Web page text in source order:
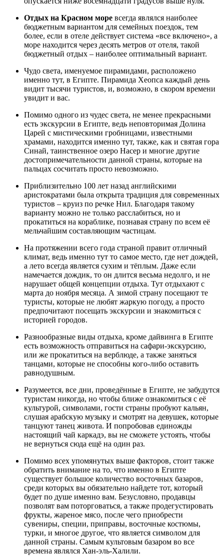
Отдых на Красном море всегда являлся наиболее
бюджетным вариантом для семейных поездок, тем
более, если в отеле действует система «все включено», а
море находится через десять метров от отеля, такой
бюджетный отдых – наиболее оптимальный вариант.
Чудо света, именуемое пирамидами, расположено
именно тут, в Египте. Пирамида Хеопса каждый день
видит тысячи туристов, и, возможно, в скором времени
увидит и вас.
Помимо одного из чудес света, не менее прекрасными
есть экскурсии в Египте, ведь неповторимая Долина
Царей с мистическими гробницами, известными
храмами, находится именно тут, также, как и святая гора
Синай, таинственное озеро Насер и многие другие
достопримечательности данной страны, которые на
пальцах сосчитать просто невозможно.
Приблизительно 100 лет назад английскими
аристократами была открыта традиция для современных
туристов – круиз по речке Нил. Благодаря такому
варианту можно не только расслабиться, но и
прокатиться на кораблике, познавая страну по всем её
мельчайшим составляющим частицам.
На протяжении всего года страной правит отличный
климат, ведь именно тут то самое место, где нет дождей,
а лето всегда является сухим и тёплым. Даже если
намечается дождик, то он длится весьма недолго, и не
нарушает общей концепции отдыха. Тут отдыхают с
марта до ноября месяца. А зимой страну посещают те
туристы, которые не любят жаркую погоду, а просто
предпочитают посещать экскурсии и знакомиться с
историей городов.
Разнообразные виды отдыха, кроме дайвинга в Египте
есть возможность отправиться на сафари-экскурсию,
или же прокатиться на верблюде, а также заняться
танцами, которые не способны кого-либо оставить
равнодушным.
Разумеется, все дни, проведённые в Египте, не забудутся
туристам никогда, но чтобы ближе ознакомиться с её
культурой, символами, гости страны пробуют кальян,
слушая арабскую музыку и смотрят на девушек, которые
танцуют танец живота. И попробовав единожды
настоящий чай каркадэ, вы не сможете устоять, чтобы
не вернуться сюда ещё на один раз.
Помимо всех упомянутых выше факторов, стоит также
обратить внимание на то, что именно в Египте
существует большое количество восточных базаров,
среди которых вы обязательно найдете тот, который
будет по душе именно вам. Безусловно, продавцы
позволят вам поторговаться, а также продегустировать
фрукты, жареное мясо, после чего приобрести
сувениры, специи, приправы, восточные костюмы,
турки, и многое другое, что является символом для
данной страны. Самым культовым базаром во все
времена являлся Хан-эль-Халили.